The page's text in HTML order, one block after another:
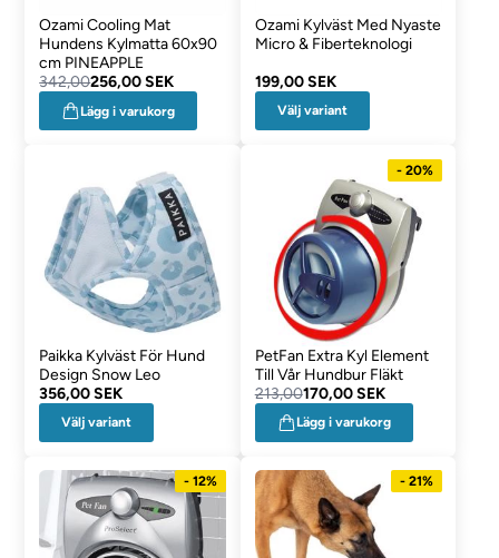
Ozami Cooling Mat
Hundens Kylmatta 60x90
cm PINEAPPLE
342,00256,00 SEK
Lägg i varukorg
Ozami Kylväst Med Nyaste
Micro & Fiberteknologi
199,00 SEK
Välj variant
Paikka Kylväst För Hund
Design Snow Leo
356,00 SEK
Välj variant
- 20%
PetFan Extra Kyl Element
Till Vår Hundbur Fläkt
213,00170,00 SEK
Lägg i varukorg
- 12% - 21%